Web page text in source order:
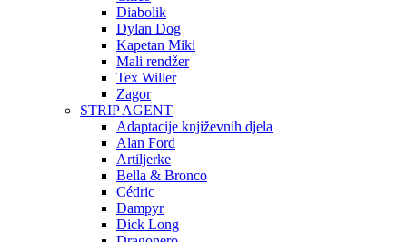
Diabolik
Dylan Dog
Kapetan Miki
Mali rendžer
Tex Willer
Zagor
STRIP AGENT
Adaptacije književnih djela
Alan Ford
Artiljerke
Bella & Bronco
Cédric
Dampyr
Dick Long